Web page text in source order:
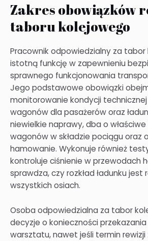
Zakres obowiązków
taboru kolejowego
Pracownik odpowiedzialny za
istotną funkcję w zapewnieniu
sprawnego funkcjonowania
Jego podstawowe obowiązki
monitorowanie kondycji
wagonów dla pasażerów oraz
niewielkie naprawy, dba o właściwe
wagonów w składzie pociągu oraz
hamowanie. Wykonuje również
kontroluje ciśnienie w przewodach
sprawdza, czy rozkład ładunku jest
wszystkich osiach.
Osoba odpowiedzialna za tabor
decyzje o konieczności
warsztatu, nawet jeśli termin rewizji